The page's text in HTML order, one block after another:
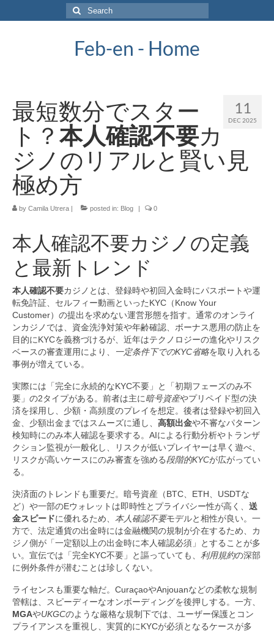
Search
for:
Feb-en - Home
11
DEC 2025
最短数分でスター
ト？ 本人確認不要カ
ジノのリアルと賢い見
極め方
by Camila Utrera | posted in: Blog | 0
本人確認不要カジノの定義
と最新トレンド
本人確認不要カジノとは、登録時や初回入金時にパスポートや運
転免許証、セルフィー動画といったKYC（Know Your
Customer）の提出を求めない運営形態を指す。通常のオンライ
ンカジノでは、資金洗浄対策や年齢確認、ボーナス悪用の防止を
目的にKYCを義務づけるが、近年はテクノロジーの進化やリスク
ベースの審査運用により、
一定条件下でのKYC省略を取り入れる
事例が増えている。
実際には「完全に永続的なKYC不要」と「初期フェーズのみ不
要」の2タイプがある。前者は主に暗号資産やプリペイド型の決
済を採用し、少額・高頻度のプレイを想定。後者は登録や初回入
金、少額出金まではスムーズに通し、 高額出金や不審なパターン
検知時にのみ本人確認を要求する。AIによる行動分析やトランザ
クション監視が一般化し、リスクが低いプレイヤーは早く遊べ、
リスクが高いケースにのみ審査を強める段階的KYCが広がってい
る。
決済面のトレンドも重要だ。暗号資産（BTC、ETH、USDTな
ど）や一部のEウォレットは即時性とプライバシー性が高く、 送
金スピードに優れるため、 本人確認不要モデルと相性が良い。一
方で、法定通貨の出金時には金融機関の規制が介在するため、カ
ジノ側が「一定額以上の出金時に本人確認必須」とすることが多
い。宣伝では「完全KYC不要」と謳っていても、 利用規約の深部
に例外条件が潜むことは珍しくない。
ライセンスも重要な軸だ。CuraçaoやAnjouanなどの柔軟な規制
管轄は、スピーディーなオンボーディングを後押しする。一方、
MGAやUKGCのような厳格な規制下では、ユーザー保護とコン
プライアンスを重視し、実質的にKYCが必須となるケースが多